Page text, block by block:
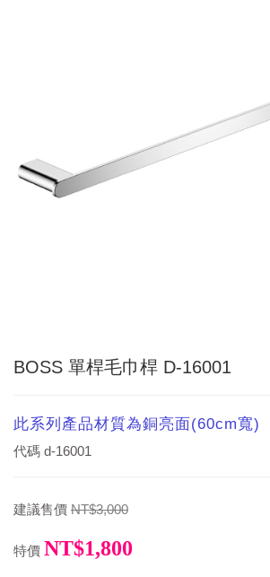
BOSS 單桿毛巾桿 D-16001
此系列產品材質為銅亮面(60cm寬)
代碼 d-16001
建議售價 NT$3,000
特價 NT$1,800